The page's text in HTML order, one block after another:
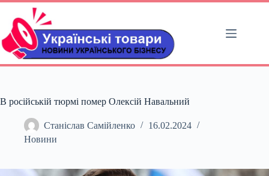
Перейти
вмісту
В російській тюрмі помер Олексій Навальний
Станіслав Самійленко
16.02.2024
Новини